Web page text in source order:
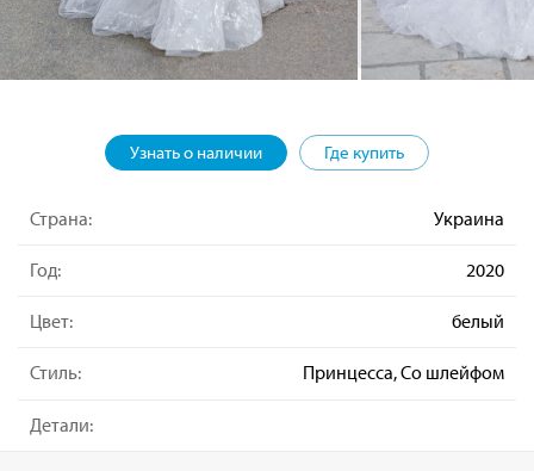
Узнать о наличии Где купить
Страна: Украина
Год: 2020
Цвет: белый
Стиль: Принцесса, Со шлейфом
Детали: